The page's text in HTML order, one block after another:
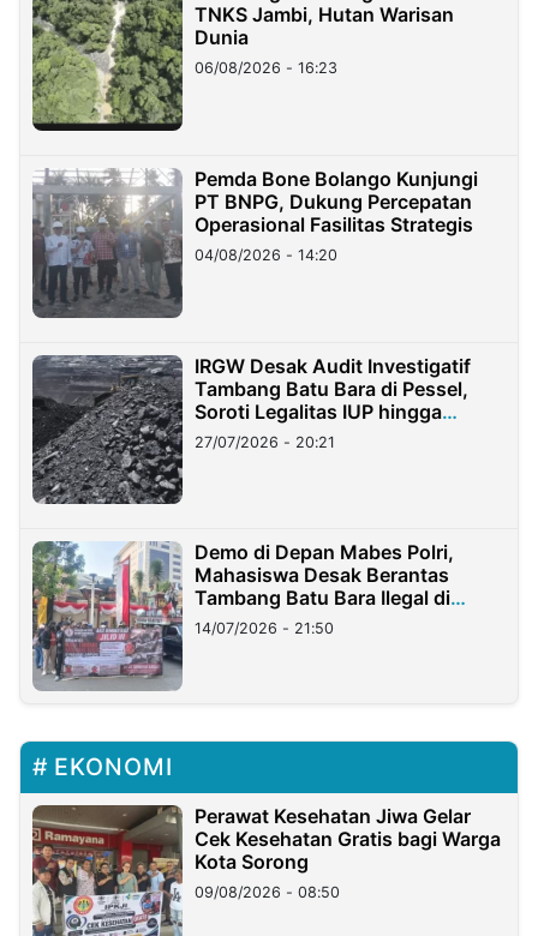
TNKS Jambi, Hutan Warisan
Dunia
06/08/2026 - 16:23
Pemda Bone Bolango Kunjungi
PT BNPG, Dukung Percepatan
Operasional Fasilitas Strategis
04/08/2026 - 14:20
IRGW Desak Audit Investigatif
Tambang Batu Bara di Pessel,
Soroti Legalitas IUP hingga
Stockpile
27/07/2026 - 20:21
Demo di Depan Mabes Polri,
Mahasiswa Desak Berantas
Tambang Batu Bara Ilegal di
Lampung
14/07/2026 - 21:50
EKONOMI
Perawat Kesehatan Jiwa Gelar
Cek Kesehatan Gratis bagi Warga
Kota Sorong
09/08/2026 - 08:50